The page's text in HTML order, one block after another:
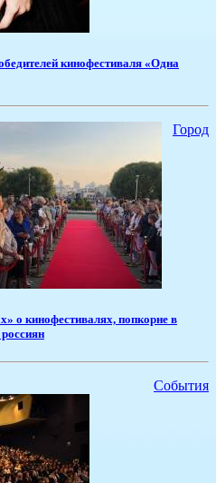
кинофестиваля «Одна
Город
о кинофестивалях, попкорне в
События